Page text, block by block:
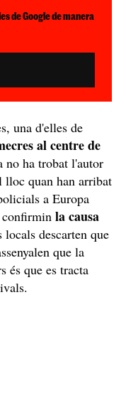
de Google de manera
una d'elles de
al centre de
no ha trobat l'autor
lloc quan han arribat
a Europa
confirmin la causa
descarten que
que la
és que es tracta